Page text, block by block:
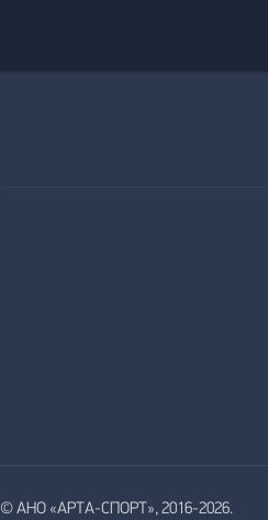
© АНО «АРТА-СПОРТ», 2016-2026.